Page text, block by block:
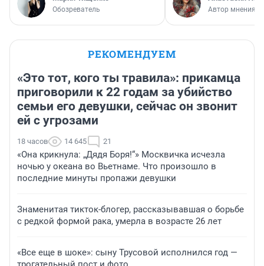
Обозреватель Автор мнения
РЕКОМЕНДУЕМ
«Это тот, кого ты травила»: прикамца
приговорили к 22 годам за убийство
семьи его девушки, сейчас он звонит
ей с угрозами
18 часов 14 645 21
«Она крикнула: „Дядя Боря!“» Москвичка исчезла
ночью у океана во Вьетнаме. Что произошло в
последние минуты пропажи девушки
Знаменитая тикток-блогер, рассказывавшая о борьбе
с редкой формой рака, умерла в возрасте 26 лет
«Все еще в шоке»: сыну Трусовой исполнился год —